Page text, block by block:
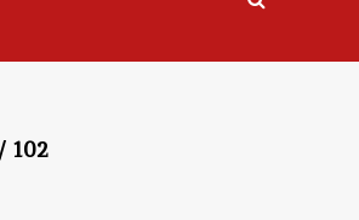
102